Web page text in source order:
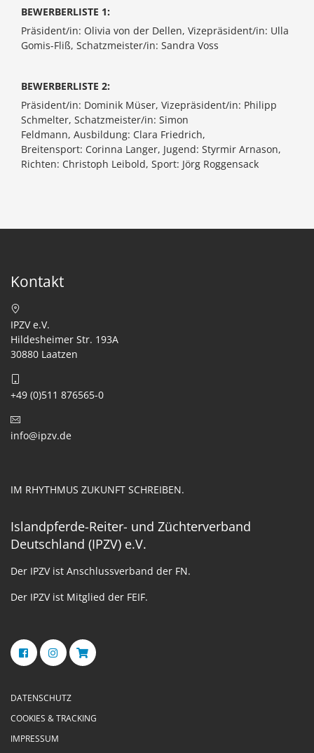
BEWERBERLISTE 1:
Präsident/in: Olivia von der Dellen, Vizepräsident/in: Ulla
Gomis-Fliß, Schatzmeister/in: Sandra Voss
BEWERBERLISTE 2:
Präsident/in: Dominik Müser, Vizepräsident/in: Philipp
Schmelter, Schatzmeister/in: Simon
Feldmann, Ausbildung: Clara Friedrich,
Breitensport: Corinna Langer, Jugend: Styrmir Arnason,
Richten: Christoph Leibold, Sport: Jörg Roggensack
Kontakt
IPZV e.V.
Hildesheimer Str. 193A
30880 Laatzen
+49 (0)511 876565-0
info@ipzv.de
IM RHYTHMUS ZUKUNFT SCHREIBEN.
Islandpferde-Reiter- und Züchterverband
Deutschland (IPZV) e.V.
Der IPZV ist Anschlussverband der FN.
Der IPZV ist Mitglied der FEIF.
DATENSCHUTZ
COOKIES & TRACKING
IMPRESSUM